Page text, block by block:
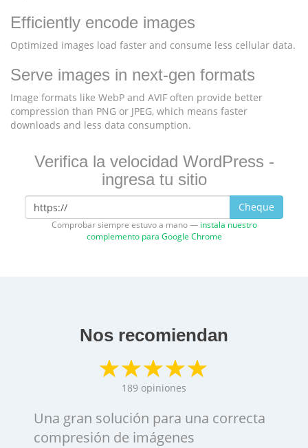
Efficiently encode images
Optimized images load faster and consume less cellular data.
Serve images in next-gen formats
Image formats like WebP and AVIF often provide better
compression than PNG or JPEG, which means faster
downloads and less data consumption.
Verifica la velocidad WordPress -
ingresa tu sitio
Cheque
Comprobar siempre estuvo a mano — instala nuestro
complemento para Google Chrome
Nos recomiendan
189 opiniones
Una gran solución para una correcta
compresión de imágenes